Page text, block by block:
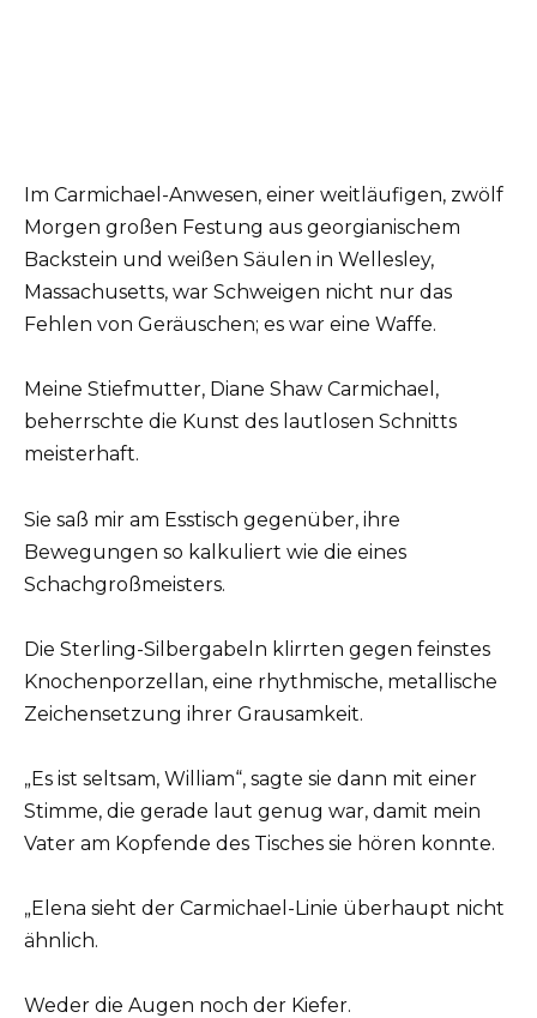
Im Carmichael-Anwesen, einer weitläufigen, zwölf
Morgen großen Festung aus georgianischem
Backstein und weißen Säulen in Wellesley,
Massachusetts, war Schweigen nicht nur das
Fehlen von Geräuschen; es war eine Waffe.
Meine Stiefmutter, Diane Shaw Carmichael,
beherrschte die Kunst des lautlosen Schnitts
meisterhaft.
Sie saß mir am Esstisch gegenüber, ihre
Bewegungen so kalkuliert wie die eines
Schachgroßmeisters.
Die Sterling-Silbergabeln klirrten gegen feinstes
Knochenporzellan, eine rhythmische, metallische
Zeichensetzung ihrer Grausamkeit.
„Es ist seltsam, William“, sagte sie dann mit einer
Stimme, die gerade laut genug war, damit mein
Vater am Kopfende des Tisches sie hören konnte.
„Elena sieht der Carmichael-Linie überhaupt nicht
ähnlich.
Weder die Augen noch der Kiefer.